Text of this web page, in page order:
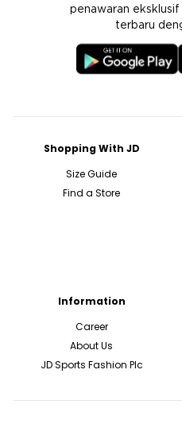
penawaran
terbaru
Shopping With JD
Size Guide
Find a Store
Information
Career
About Us
JD Sports Fashion Plc